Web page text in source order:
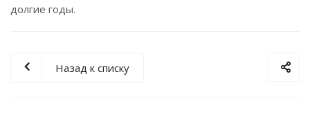
долгие годы.
Назад к списку